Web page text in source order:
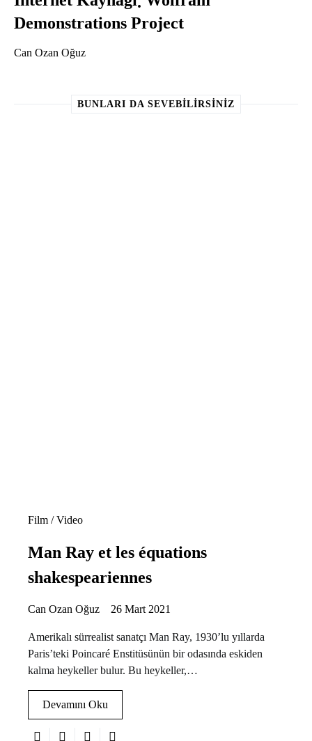
Demonstrations Project
Can Ozan Oğuz
BUNLARI DA SEVEBILIRSINIZ
Film / Video
Man Ray et les équations
shakespeariennes
Can Ozan Oğuz 26 Mart 2021
Amerikalı sürrealist sanatçı Man Ray, 1930’lu yıllarda
Paris’teki Poincaré Enstitüsünün bir odasında eskiden
kalma heykeller bulur. Bu heykeller,…
Devamını Oku